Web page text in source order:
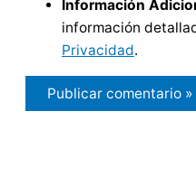
Información
información
Privacidad.